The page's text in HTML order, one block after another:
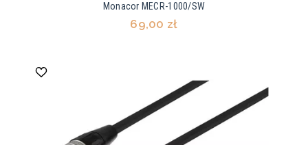
Monacor MECR-1000/SW
69,00 zł